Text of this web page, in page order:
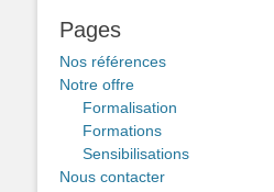
Pages
Nos références
Notre offre
Formalisation
Formations
Sensibilisations
Nous contacter